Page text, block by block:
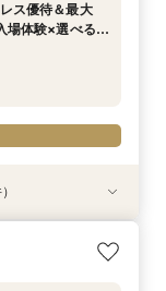
ス優待＆最大
場体験×選べる2
&上質空間体験
ス特典×豪華試
大阪駅直結*絶景
イトウェディン
景チャペル×全